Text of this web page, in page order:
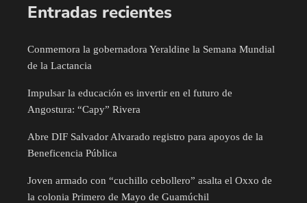
Entradas recientes
Conmemora la gobernadora Yeraldine la Semana Mundial
de la Lactancia
Impulsar la educación es invertir en el futuro de
Angostura: “Capy” Rivera
Abre DIF Salvador Alvarado registro para apoyos de la
Beneficencia Pública
Joven armado con “cuchillo cebollero” asalta el Oxxo de
la colonia Primero de Mayo de Guamúchil